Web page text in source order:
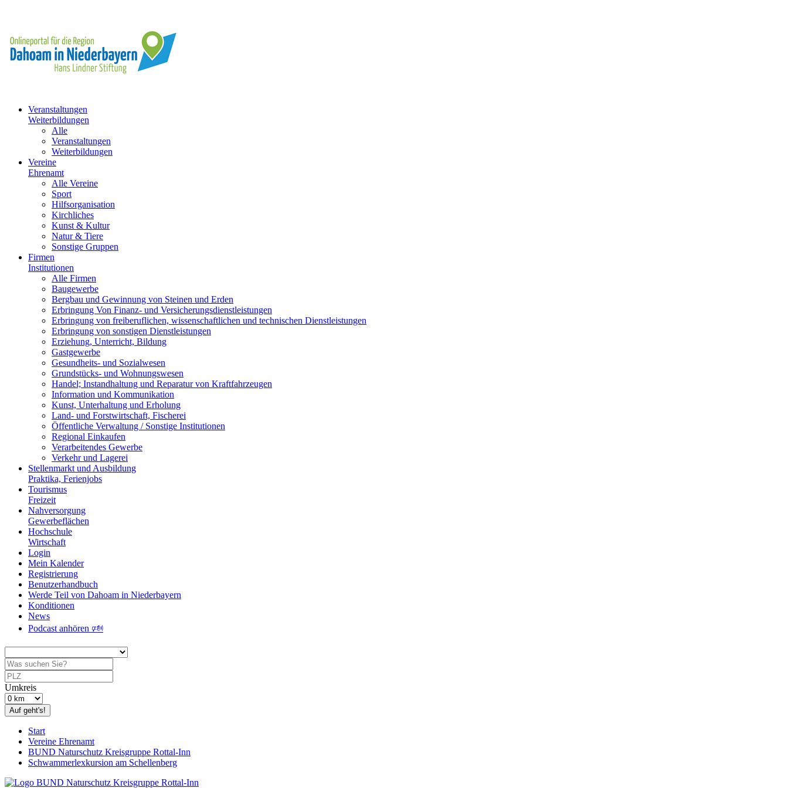
Veranstaltungen
Weiterbildungen
Alle
Veranstaltungen
Weiterbildungen
Vereine
Ehrenamt
Alle Vereine
Sport
Hilfsorganisation
Kirchliches
Kunst & Kultur
Natur & Tiere
Sonstige Gruppen
Firmen
Institutionen
Alle Firmen
Baugewerbe
Bergbau und Gewinnung von Steinen und Erden
Erbringung Von Finanz- und Versicherungsdienstleistungen
Erbringung von freiberuflichen, wissenschaftlichen und technischen Dienstleistungen
Erbringung von sonstigen Dienstleistungen
Erziehung, Unterricht, Bildung
Gastgewerbe
Gesundheits- und Sozialwesen
Grundstücks- und Wohnungswesen
Handel; Instandhaltung und Reparatur von Kraftfahrzeugen
Information und Kommunikation
Kunst, Unterhaltung und Erholung
Land- und Forstwirtschaft, Fischerei
Öffentliche Verwaltung / Sonstige Institutionen
Regional Einkaufen
Verarbeitendes Gewerbe
Verkehr und Lagerei
Stellenmarkt und Ausbildung
Praktika, Ferienjobs
Tourismus
Freizeit
Nahversorgung
Gewerbeflächen
Hochschule
Wirtschaft
Login
Mein Kalender
Registrierung
Benutzerhandbuch
Werde Teil von Dahoam in Niederbayern
Konditionen
News
Podcast anhören 🕬
Umkreis
Auf geht's!
Start
Vereine Ehrenamt
BUND Naturschutz Kreisgruppe Rottal-Inn
Schwammerlexkursion am Schellenberg